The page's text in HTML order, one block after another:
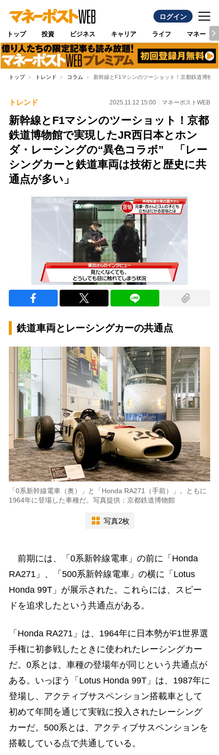
ログイン
トップ 投資 ビジネス キャリア ライフ マネー
トップ トレンド コラム 新幹線とF1マシンのツーショット！京都鉄道博物
トレンド 2025.11.12 15:00 マネーポストWEB
新幹線とF1マシンのツーショット！京都
鉄道博物館で実現したJR西日本とホン
ダ・レーシングの“異色コラボ” 「レー
シングカーと鉄道車両は技術と歴史に共
通点が多い」
鉄道車両とレーシングカーの共通点
「0系新幹線電車（奥）」と「Honda RA271（手前）」。ともに
1964年に登場した車種だ。写真提供：京都鉄道博物館
写真2枚
前期には、「0系新幹線電車」の前に「Honda
RA271」、「500系新幹線電車」の横に「Lotus
Honda 99T」が展示された。これらには、スピー
ドを追求したという共通点がある。
「Honda RA271」は、1964年に日本勢がF1世界選
手権に初参戦したときに使われたレーシングカー
だ。0系とは、車種の登場年が同じという共通点が
ある。いっぽう「Lotus Honda 99T」は、1987年に
登場し、アクティブサスペンション搭載車として
初めて年間を通じて実戦に投入されたレーシング
カーだ。500系とは、アクティブサスペンションを
搭載している点で共通している。